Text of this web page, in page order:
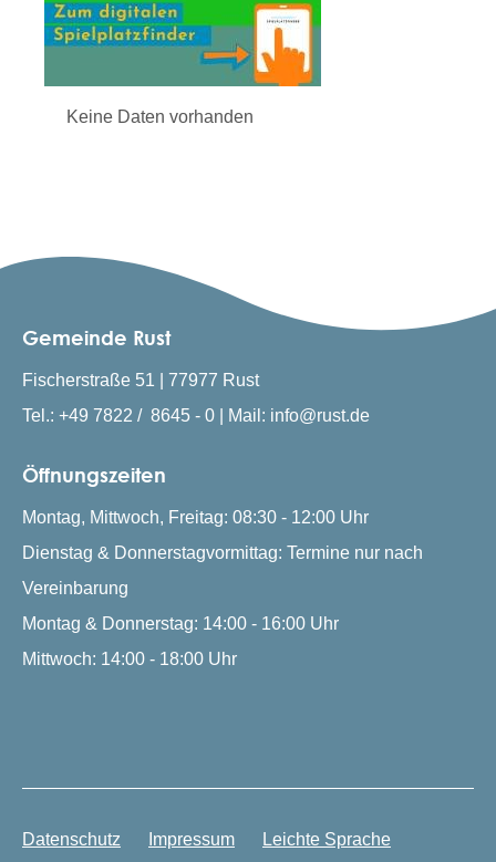
Keine Daten vorhanden
Gemeinde Rust
Fischerstraße 51 | 77977 Rust
Tel.: +49 7822 / 8645 - 0 | Mail: info@rust.de
Öffnungszeiten
Montag, Mittwoch, Freitag: 08:30 - 12:00 Uhr
Dienstag & Donnerstagvormittag: Termine nur nach
Vereinbarung
Montag & Donnerstag: 14:00 - 16:00 Uhr
Mittwoch: 14:00 - 18:00 Uhr
Datenschutz Impressum Leichte Sprache